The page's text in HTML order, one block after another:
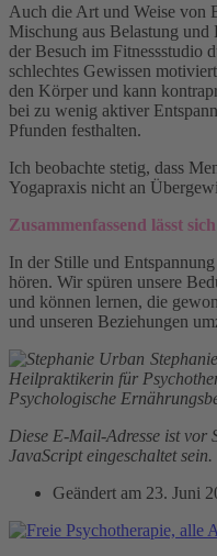
Auch die Art und Weise von
Mischung aus Belastung
der Besuch im Fitnessstudio
schlechtes Gewissen
den Körper und kann
bei zu wenig aktiver
Pfunden festhalten.
Ich beobachte stetig, dass
Yogapraxis nicht an
Zusammenfassend lässt
In der Stille und
hören. Wir spüren unsere
und können lernen, die
und unseren Beziehungen
Heilpraktikerin für
Psychologische
Diese E-Mail-Adresse ist vor
JavaScript eingeschaltet sein.
Geändert am 23. Juni